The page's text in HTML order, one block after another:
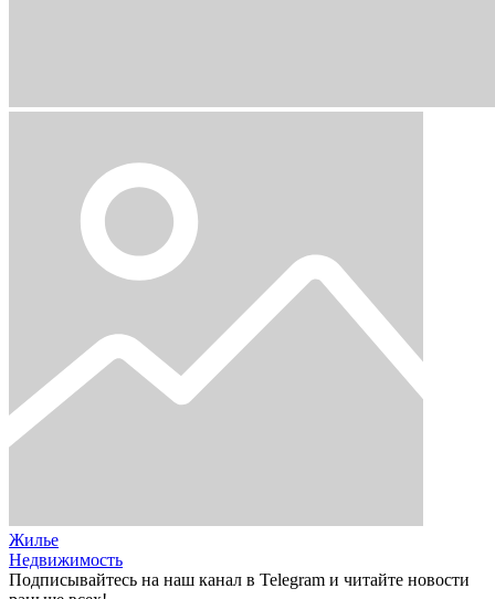
Жилье
Недвижимость
Подписывайтесь на наш канал в Telegram и читайте новости